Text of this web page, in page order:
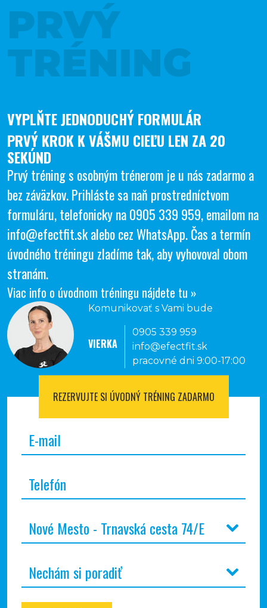
PRVÝ
TRÉNING
VYPLŇTE JEDNODUCHÝ FORMULÁR
PRVÝ KROK K VÁŠMU CIEĽU LEN ZA 20
SEKÚND
Prvý tréning s osobným trénerom je u nás zadarmo a
bez záväzkov. Prihláste sa naň prostredníctvom
formuláru, telefonicky na0905 339 959, emailom na
info@efectfit.skalebo cezWhatsApp. Čas a termín
úvodného tréningu zladíme tak, aby vyhovoval obom
stranám.
Viac info o úvodnom tréningu nájdete tu »
Komunikovať s Vami bude
VIERKA
0905 339 959
info@efectfit.sk
pracovné dni 9:00-17:00
REZERVUJTE SI ÚVODNÝ TRÉNING ZADARMO